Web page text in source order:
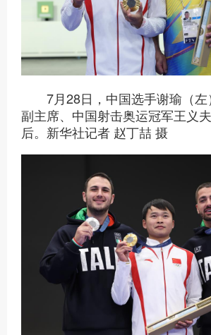
7月28日，中国选手谢瑜（左
副主席、中国射击奥运冠军王义
后。新华社记者 赵丁喆 摄